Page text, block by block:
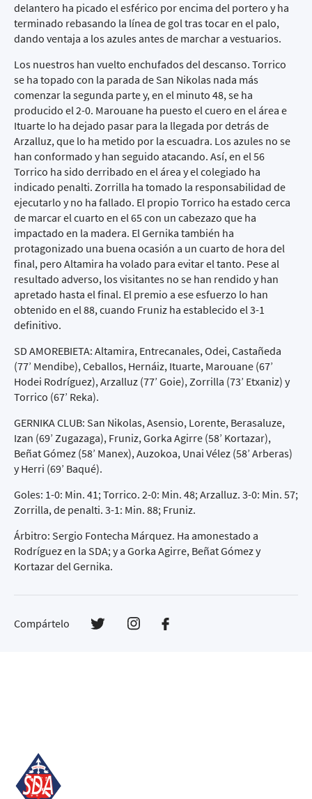
delantero ha picado el esférico por encima del portero y ha
terminado rebasando la línea de gol tras tocar en el palo,
dando ventaja a los azules antes de marchar a vestuarios.
Los nuestros han vuelto enchufados del descanso. Torrico
se ha topado con la parada de San Nikolas nada más
comenzar la segunda parte y, en el minuto 48, se ha
producido el 2-0. Marouane ha puesto el cuero en el área e
Ituarte lo ha dejado pasar para la llegada por detrás de
Arzalluz, que lo ha metido por la escuadra. Los azules no se
han conformado y han seguido atacando. Así, en el 56
Torrico ha sido derribado en el área y el colegiado ha
indicado penalti. Zorrilla ha tomado la responsabilidad de
ejecutarlo y no ha fallado. El propio Torrico ha estado cerca
de marcar el cuarto en el 65 con un cabezazo que ha
impactado en la madera. El Gernika también ha
protagonizado una buena ocasión a un cuarto de hora del
final, pero Altamira ha volado para evitar el tanto. Pese al
resultado adverso, los visitantes no se han rendido y han
apretado hasta el final. El premio a ese esfuerzo lo han
obtenido en el 88, cuando Fruniz ha establecido el 3-1
definitivo.
SD AMOREBIETA: Altamira, Entrecanales, Odei, Castañeda
(77’ Mendibe), Ceballos, Hernáiz, Ituarte, Marouane (67’
Hodei Rodríguez), Arzalluz (77’ Goie), Zorrilla (73’ Etxaniz) y
Torrico (67’ Reka).
GERNIKA CLUB: San Nikolas, Asensio, Lorente, Berasaluze,
Izan (69’ Zugazaga), Fruniz, Gorka Agirre (58’ Kortazar),
Beñat Gómez (58’ Manex), Auzokoa, Unai Vélez (58’ Arberas)
y Herri (69’ Baqué).
Goles: 1-0: Min. 41; Torrico. 2-0: Min. 48; Arzalluz. 3-0: Min. 57;
Zorrilla, de penalti. 3-1: Min. 88; Fruniz.
Árbitro: Sergio Fontecha Márquez. Ha amonestado a
Rodríguez en la SDA; y a Gorka Agirre, Beñat Gómez y
Kortazar del Gernika.
Compártelo